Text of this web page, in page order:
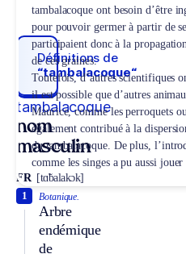
Définitions de
“tambalacoque“
tambalacoque
nom
masculin
FR [tɑ̃balakɔk]
Botanique.
Arbre
endémique
de
1
tambalacoque ont besoin d’être
pour pouvoir germer à partir de
participaient donc à la
de ces graines.
Toutefois, d’autres scientifiques
il est possible que d’autres
Maurice, comme les perroquets
également contribué à la
du tambalacoque. De plus,
comme les singes a pu aussi